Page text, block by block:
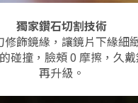
獨家鑽石切割技術
修飾鏡緣，讓鏡片下緣細
碰撞，臉頰 0 摩擦，久
再升級。